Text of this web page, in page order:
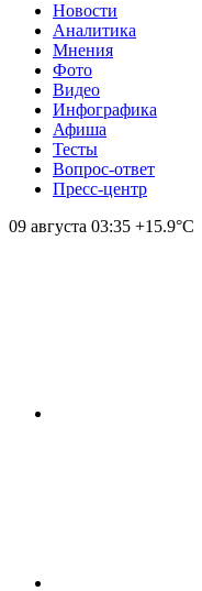
Новости
Аналитика
Мнения
Фото
Видео
Инфографика
Афиша
Тесты
Вопрос-ответ
Пресс-центр
09 августа 03:35 +15.9°С